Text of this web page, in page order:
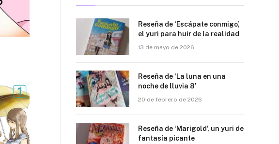
Reseña de ‘Escápate conmigo’,
el yuri para huir de la realidad
13 de mayo de 2026
Reseña de ‘La luna en una
noche de lluvia 8’
20 de febrero de 2026
Reseña de ‘Marigold’, un yuri de
fantasía picante